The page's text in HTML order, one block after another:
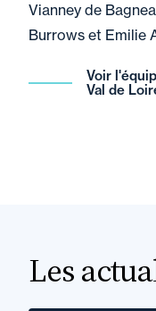
Vianney de
Burrows et Emilie
Voir
Val de
Les